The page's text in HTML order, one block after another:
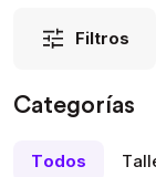
Filtros
Categorías
Todos